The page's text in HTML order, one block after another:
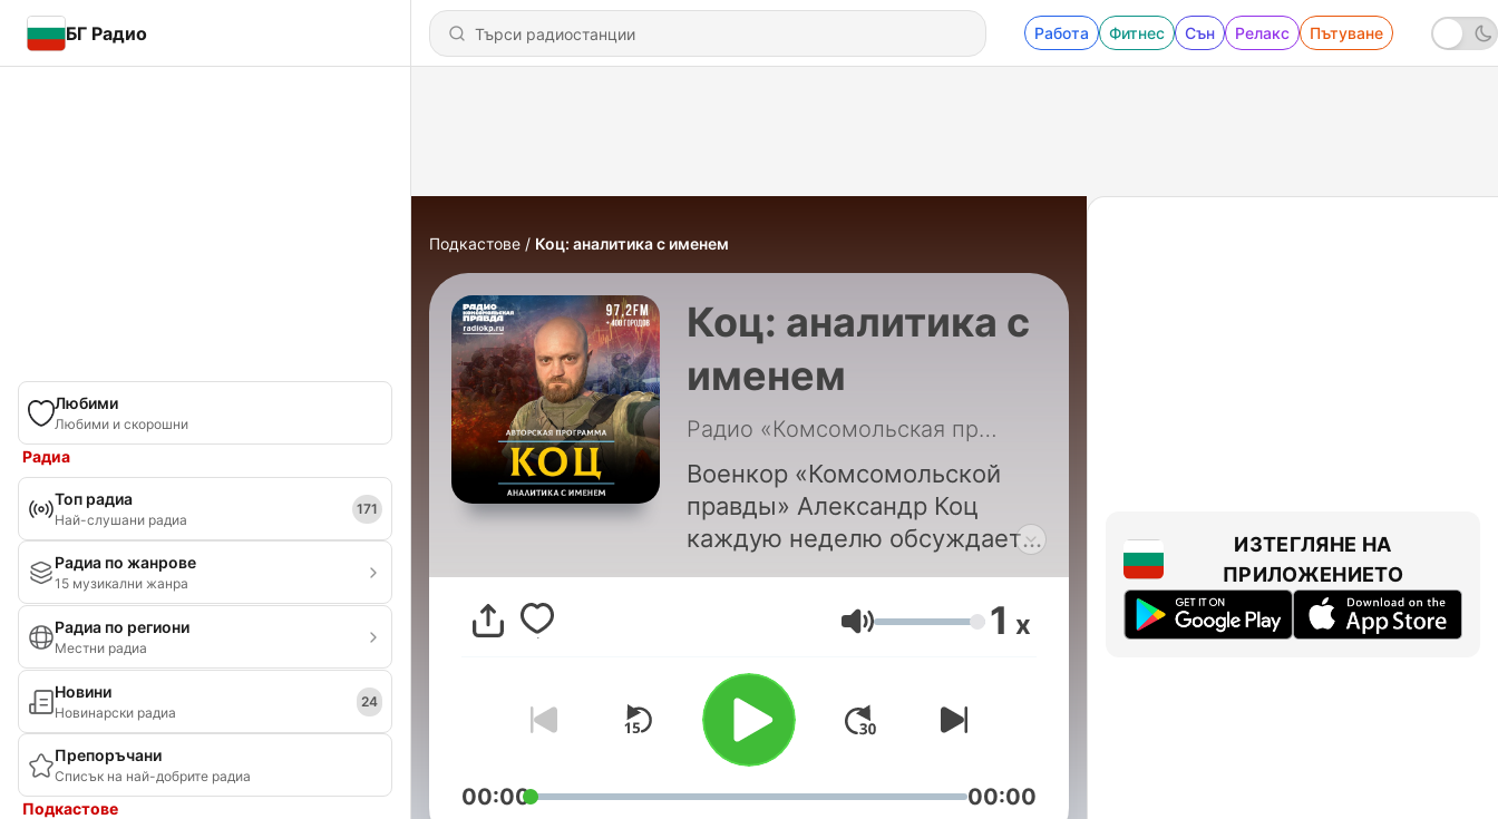
БГ Радио Работа Фитнес Сън Релакс Пътуване
Любими
Любими и скорошни
Радиа
Топ радиа
Най-слушани радиа
171
Радиа по жанрове
15 музикални жанра
Радиа по региони
Местни радиа
Новини
Новинарски радиа
24
Препоръчани
Списък на най-добрите радиа
Подкастове
Подкастове Коц: аналитика с именем
Коц: аналитика с
именем
Радио «Комсомольская правда»
Военкор «Комсомольской
правды» Александр Коц
каждую неделю обсуждает
те новости, которые
зацепили именно его. Кроме
того Александр подробно
расскажет о том, что
происходит на фронте, и как
будет развиваться СВО
дальше.
новые выпуски.
Сила на звука 1 x
00:00 00:00
ИЗТЕГЛЯНЕ НА
ПРИЛОЖЕНИЕТО